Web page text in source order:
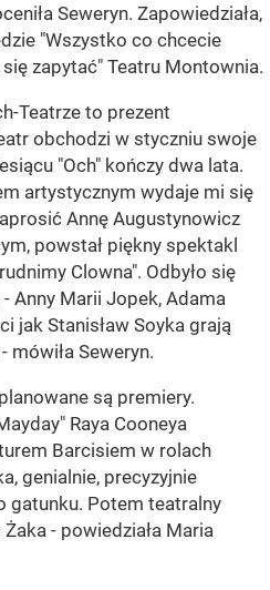
Seweryn. Zapowiedziała,
"Wszystko co chcecie
zapytać" Teatru Montownia.
Teatrze to prezent
obchodzi w styczniu swoje
"Och" kończy dwa lata.
artystycznym wydaje mi się
Annę Augustynowicz
powstał piękny spektakl
Clowna". Odbyło się
Anny Marii Jopek, Adama
jak Stanisław Soyka grają
mówiła Seweryn.
są premiery.
Raya Cooneya
Barcisiem w rolach
genialnie, precyzyjnie
gatunku. Potem teatralny
- powiedziała Maria